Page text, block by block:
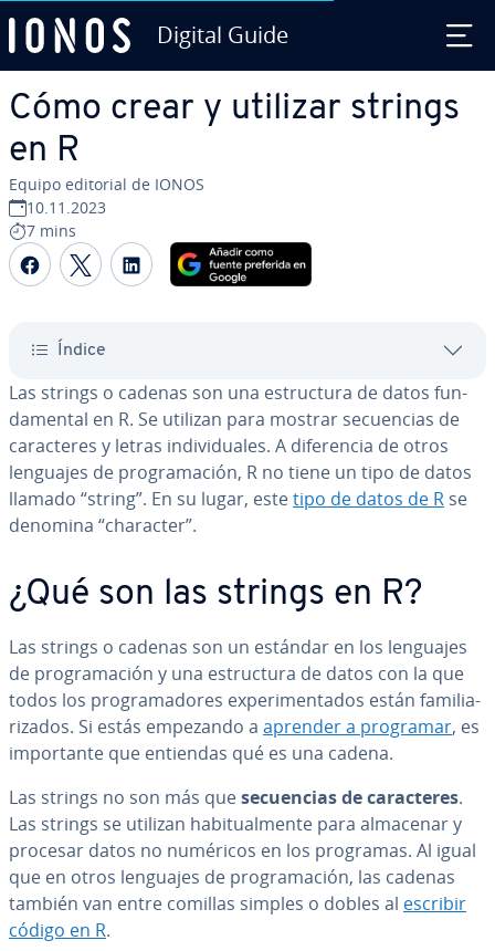
Digital Guide
Cómo crear y utilizar strings
en R
Equipo editorial de IONOS
10.11.2023
7 mins
Compartir Facebook
Compartir Twitter
Compartir LinkedIn
Índice
Las strings o cadenas son una es­tru­c­tu­ra de datos fu­n­
da­me­n­tal en R. Se utilizan para mostrar se­cue­n­cias de
ca­ra­c­te­res y letras in­di­vi­dua­les. A di­fe­re­n­cia de otros
lenguajes de pro­gra­ma­ción, R no tiene un tipo de datos
llamado “string”. En su lugar, estetipo de datos de R se
denomina “character”.
¿Qué son las strings en R?
Las strings o cadenas son un estándar en los lenguajes
de pro­gra­ma­ción y una es­tru­c­tu­ra de datos con la que
todos los pro­gra­ma­do­res ex­pe­ri­me­n­ta­dos están fa­mi­lia­
ri­za­dos. Si estás empezando a aprender a programar, es
im­po­r­ta­n­te que entiendas qué es una cadena.
Las strings no son más quese­cue­n­cias de ca­ra­c­te­res.
Las strings se utilizan ha­bi­tua­l­me­n­te para almacenar y
procesar datos no numéricos en los programas. Al igual
que en otros lenguajes de pro­gra­ma­ción, las cadenas
también van entre comillas simples o dobles al escribir
código en R.